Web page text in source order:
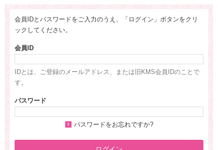
会員IDとパスワードをご入力のうえ、「ログイン」ボタンをクリ
ックしてください。
会員ID
IDとは、ご登録のメールアドレス、または旧KMS会員IDのことで
す。
パスワード
パスワードをお忘れですか?